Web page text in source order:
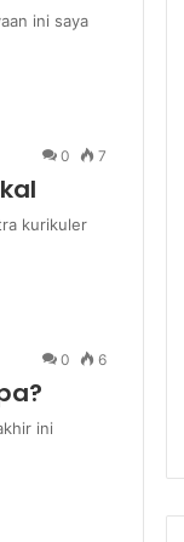
ini saya
0 7
kurikuler
0 6
ini